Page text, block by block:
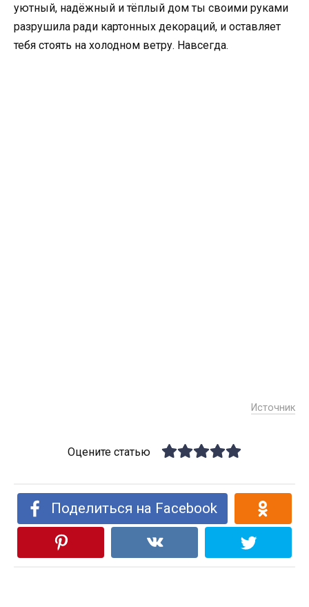
уютный, надёжный и тёплый дом ты своими руками
разрушила ради картонных декораций, и оставляет
тебя стоять на холодном ветру. Навсегда.
Источник
Оцените статью
Поделиться на Facebook